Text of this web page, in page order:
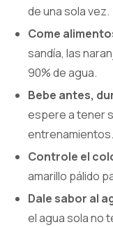
de una sola vez.
Come
sandía, las
90% de agua.
Bebe antes,
espere a tener
entrenamientos.
Controle el
amarillo pálido
Dale sabor al
el agua sola no